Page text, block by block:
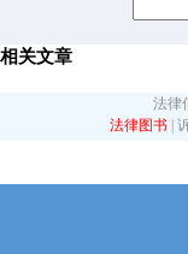
相关文章
法律
法律图书